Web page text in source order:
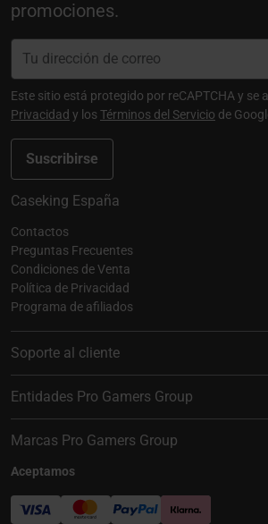
promociones.
Suscribirse
Este sitio está protegido por reCAPTCHA y se
Privacidad y losTérminos del Servicio de
Caseking España
Contactos
Preguntas Frecuentes
Condiciones de Venta
Política de Privacidad
Programa de afiliados
Soporte al cliente
Entidades Pro Gamers Group
Marcas Pro Gamers Group
Aceptamos